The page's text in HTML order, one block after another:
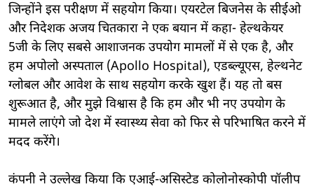
जिन्होंने इस परीक्षण में सहयोग किया। एयरटेल बिजनेस के सीईओ
और निदेशक अजय चितकारा ने एक बयान में कहा- हेल्थकेयर
5जी के लिए सबसे आशाजनक उपयोग मामलों में से एक है, और
हम अपोलो अस्पताल (Apollo Hospital), एडब्ल्यूएस, हेल्थनेट
ग्लोबल और आवेश के साथ सहयोग करके खुश हैं। यह तो बस
शुरूआत है, और मुझे विश्वास है कि हम और भी नए उपयोग के
मामले लाएंगे जो देश में स्वास्थ्य सेवा को फिर से परिभाषित करने में
मदद करेंगे।
कंपनी ने उल्लेख किया कि एआई-असिस्टेड कोलोनोस्कोपी पॉलीप